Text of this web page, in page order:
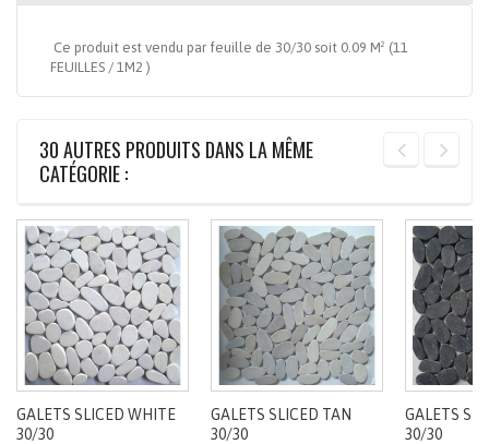
Ce produit est vendu par feuille de 30/30 soit 0.09 M² (11
FEUILLES / 1M2 )
30 AUTRES PRODUITS DANS LA MÊME
CATÉGORIE :
GALETS SLICED WHITE
30/30
GALETS SLICED TAN
30/30
GALETS
30/30